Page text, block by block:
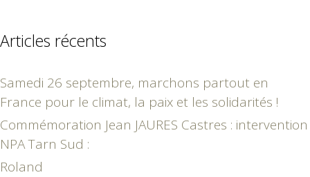
Articles récents
Samedi 26 septembre, marchons partout en
France pour le climat, la paix et les solidarités !
Commémoration Jean JAURES Castres : intervention
NPA Tarn Sud :
Roland